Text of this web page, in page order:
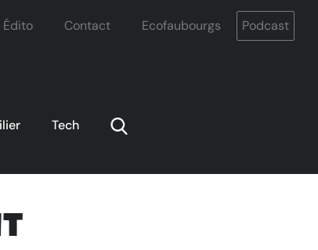
Édito Contact Ecofaubourgs Podcast
Tech